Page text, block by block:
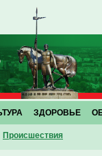
Проиcшествия
ЗДОРОВЬЕ